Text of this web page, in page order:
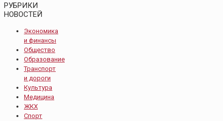
РУБРИКИ
НОВОСТЕЙ
Экономика
и финансы
Общество
Образование
Транспорт
и дороги
Культура
Медицина
ЖКХ
Спорт